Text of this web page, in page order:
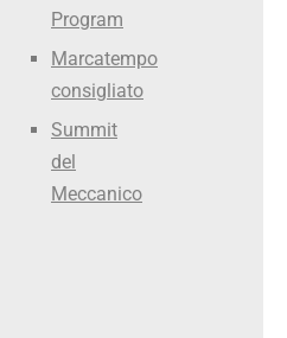
Program
Marcatempo
consigliato
Summit
del
Meccanico